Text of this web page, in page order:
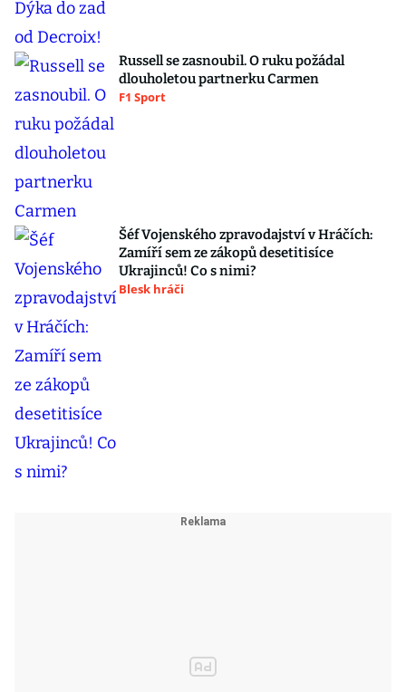
Russell se zasnoubil. O ruku požádal
dlouholetou partnerku Carmen
F1 Sport
Šéf Vojenského zpravodajství v Hráčích:
Zamíří sem ze zákopů desetitisíce
Ukrajinců! Co s nimi?
Blesk hráči